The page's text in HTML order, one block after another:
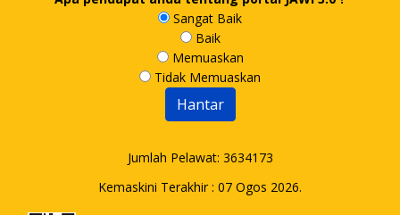
Sangat Baik
Baik
Memuaskan
Tidak Memuaskan
Jumlah Pelawat: 3634173
Kemaskini Terakhir : 07 Ogos 2026.